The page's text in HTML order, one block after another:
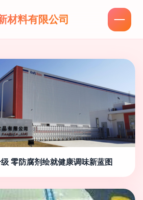
材料有限公司
零防腐剂绘就健康调味新蓝图